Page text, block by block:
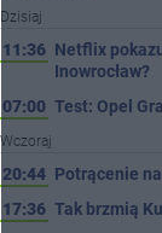
Dzisiaj
11:36 Netflix
Inowrocław?
07:00 Test: Opel
Wczoraj
20:44 Potrącenie
17:36 Tak brzmią